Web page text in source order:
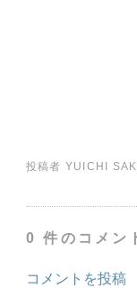
投稿者 YUICHI
0 件のコメン
コメントを投稿